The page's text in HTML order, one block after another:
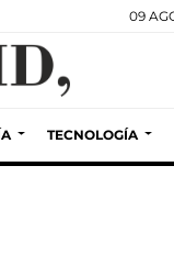
09
TECNOLOGÍA